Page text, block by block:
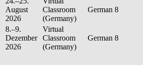
August
2026
Classroom
(Germany)
German 8
8.–9.
Dezember
2026
Virtual
Classroom
(Germany)
German 8